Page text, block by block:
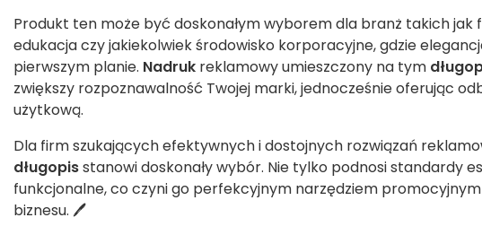
Produkt ten może być doskonałym wyborem dla branż takich jak
edukacja czy jakiekolwiek środowisko korporacyjne, gdzie
pierwszym planie. Nadruk reklamowy umieszczony na tym
zwiększy rozpoznawalność Twojej marki, jednocześnie oferując
użytkową.
Dla firm szukających efektywnych i dostojnych rozwiązań
długopisstanowi doskonały wybór. Nie tylko podnosi standardy
funkcjonalne, co czyni go perfekcyjnym narzędziem
biznesu. 🖊️